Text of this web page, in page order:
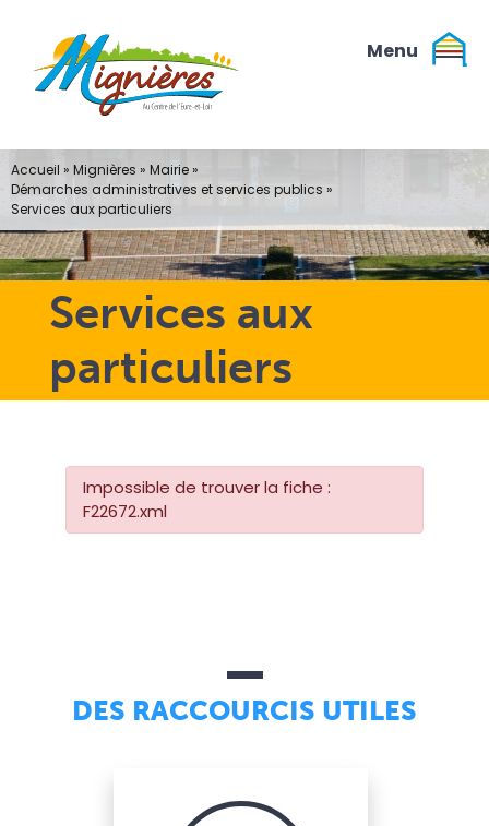
contenu
Services aux
particuliers
Accueil » Mignières » Mairie»
Démarches administratives et services publics »
Services aux particuliers
Impossible de trouver la fiche :
F22672.xml
DES RACCOURCIS UTILES